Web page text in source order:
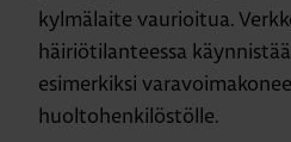
kylmälaite vaurioitua.
häiriötilanteessa
esimerkiksi
huoltohenkilöstölle.